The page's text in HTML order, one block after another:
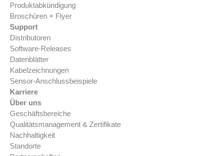
Produktabkündigung
Broschüren + Flyer
Support
Distributoren
Software-Releases
Datenblätter
Kabel­zeichnungen
Sensor-Anschluss­beispiele
Karriere
Über uns
Geschäftsbereiche
Qualitätsmanagement & Zertifikate
Nachhaltigkeit
Standorte